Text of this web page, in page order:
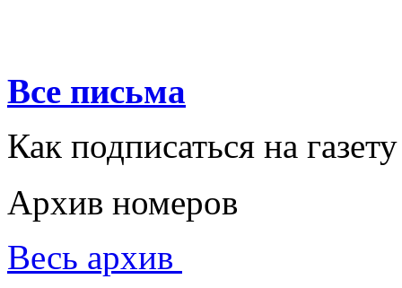
Все письма
Как подписаться на газету
Архив номеров
Весь архив